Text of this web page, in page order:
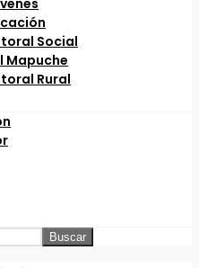
Social
Mapuche
Rural
Buscar